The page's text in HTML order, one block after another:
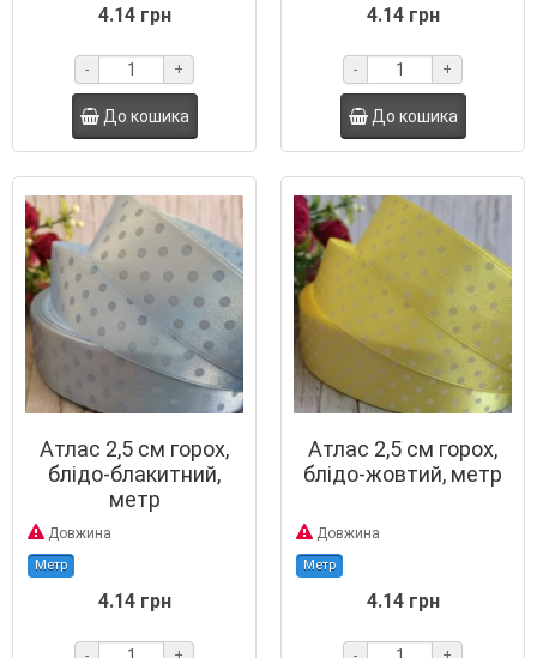
4.14 грн
- +
До кошика
4.14 грн
- +
До кошика
Атлас 2,5 см горох,
блідо-блакитний,
метр
Довжина
Метр
4.14 грн
Атлас 2,5 см горох,
блідо-жовтий, метр
Довжина
Метр
4.14 грн